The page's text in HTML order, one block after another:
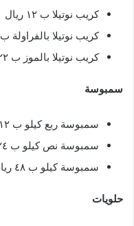
كريب نوتيلا ب ١٢ ريال
كريب نوتيلا بالفراولة ب ١٨ ريال
كريب نوتيلا بالموز ب ٢٢ ريال
سمبوسة
سمبوسة ربع كيلو ب ١٢ ريال
سمبوسة نص كيلو ب ٢٤ ريال
سمبوسة كيلو ب ٤٨ ريال
حلويات